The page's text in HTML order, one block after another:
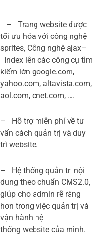
– Trang website được
tối ưu hóa với công nghệ
sprites, Công nghệ ajax–
Index lên các công cụ tìm
kiếm lớn google.com,
yahoo.com, altavista.com,
aol.com, cnet.com, ….
– Hỗ trợ miễn phí về tư
vấn cách quản trị và duy
trì website.
– Hệ thống quản trị nội
dung theo chuẩn CMS2.0,
giúp cho admin rễ ràng
hơn trong việc quản trị và
vận hành hệ
thống website của mình.